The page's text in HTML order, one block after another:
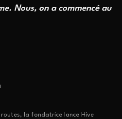
Nous, on a commencé au
routes, la fondatrice lance Hive